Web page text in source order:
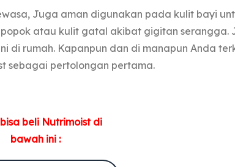
Juga aman digunakan pada kulit bayi
atau kulit gatal akibat gigitan serangga.
di rumah. Kapanpun dan di manapun Anda
sebagai pertolongan pertama.
beli Nutrimoist di
bawah ini :